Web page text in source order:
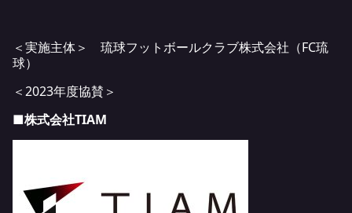
＜実施主体＞ 琉球フットボールクラブ株式会社（FC琉
球）
＜2023年度協賛＞
■株式会社TIAM